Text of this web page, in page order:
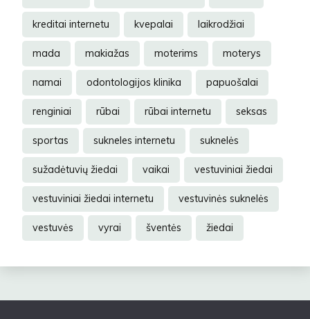
kreditai internetu kvepalai laikrodžiai
mada makiažas moterims moterys
namai odontologijos klinika papuošalai
renginiai rūbai rūbai internetu seksas
sportas sukneles internetu suknelės
sužadėtuvių žiedai vaikai vestuviniai žiedai
vestuviniai žiedai internetu vestuvinės suknelės
vestuvės vyrai šventės žiedai